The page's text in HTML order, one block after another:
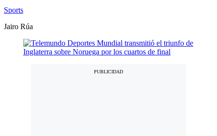
Sports
Jairo Rúa